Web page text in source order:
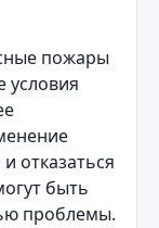
пожары
условия
отказаться
быть
проблемы.